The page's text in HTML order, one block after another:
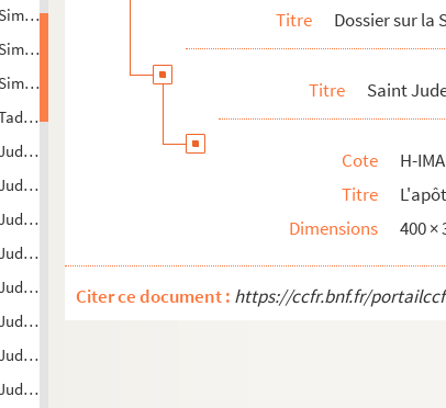
et Judas
et Judas
et Judas
ou Todée (Thoddée)
ou Todée (Thoddée)
ou Todée (Thoddée)
ou Todée (Thoddée)
ou Todée (Thoddée)
ou Todée (Thoddée)
ou Todée (Thoddée)
ou Todée (Thoddée)
Titre
Dossier sur la
Titre Saint
Cote
H-
Titre
Dimensions
400 ×
Citer ce document : https://ccfr.bnf.fr/